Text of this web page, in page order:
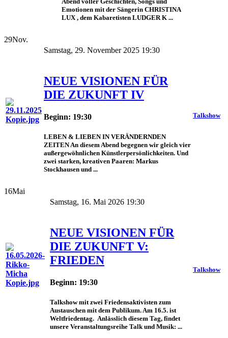
Emotionen mit der Sängerin CHRISTINA
LUX , dem Kabaretisten LUDGER K ...
29Nov.
Samstag, 29. November 2025 19:30
NEUE VISIONEN FÜR
DIE ZUKUNFT IV
Beginn: 19:30
LEBEN & LIEBEN IN VERÄNDERNDEN
ZEITEN An diesem Abend begegnen wir gleich vier
außergewöhnlichen Künstlerpersönlichkeiten. Und
zwei starken, kreativen Paaren: Markus
Stockhausen und ...
Talkshow
16Mai
Samstag, 16. Mai 2026 19:30
NEUE VISIONEN FÜR
DIE ZUKUNFT V:
FRIEDEN
Beginn: 19:30
Talkshow mit zwei Friedensaktivisten zum
Austauschen mit dem Publikum. Am 16.5. ist
Weltfriedentag. Anlässlich diesem Tag, findet
unsere Veranstaltungsreihe Talk und Musik: ...
Talkshow